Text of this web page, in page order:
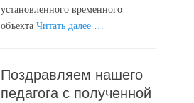
установленного временного
объектаЧитать далее …
Поздравляем нашего
педагога с полученной